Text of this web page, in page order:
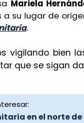
Mariela
a su lugar de
.
vigilando bien
que se sigan
en el norte